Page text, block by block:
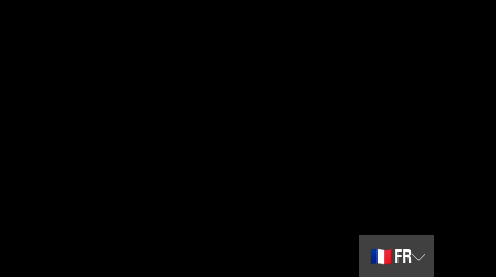
🇫🇷 FR